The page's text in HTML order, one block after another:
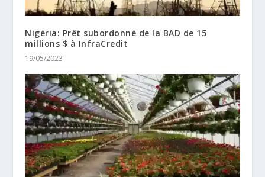
Nigéria: Prêt subordonné de la BAD de 15
millions $ à InfraCredit
19/05/2023